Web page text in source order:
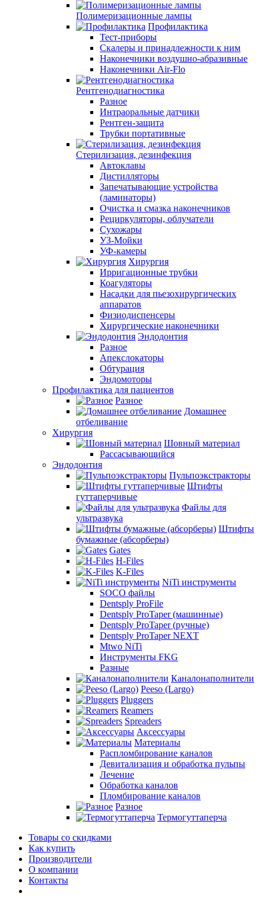
Полимеризационные лампы
Профилактика
Тест-приборы
Скалеры и принадлежности к ним
Наконечники воздушно-абразивные
Наконечники Air-Flo
Рентгенодиагностика
Разное
Интраоральные датчики
Рентген-защита
Трубки портативные
Стерилизация, дезинфекция
Автоклавы
Дистилляторы
Запечатывающие устройства
(ламинаторы)
Очистка и смазка наконечников
Рециркуляторы, облучатели
Сухожары
УЗ-Мойки
УФ-камеры
Хирургия
Ирригационные трубки
Коагуляторы
Насадки для пьезохирургических
аппаратов
Физиодиспенсеры
Хирургические наконечники
Эндодонтия
Разное
Апекслокаторы
Обтурация
Эндомоторы
Профилактика для пациентов
Разное
Домашнее
отбеливание
Хирургия
Шовный материал
Рассасывающийся
Эндодонтия
Пульпоэкстракторы
Штифты
гуттаперчивые
Файлы для
ультразвука
Штифты
бумажные (абсорберы)
Gates
H-Files
K-Files
NiTi инструменты
SOCO файлы
Dentsply ProFile
Dentsply ProTaper (машинные)
Dentsply ProTaper (ручные)
Dentsply ProTaper NEXT
Mtwo NiTi
Инструменты FKG
Разные
Каналонаполнители
Peeso (Largo)
Pluggers
Reamers
Spreaders
Аксессуары
Материалы
Распломбирование каналов
Девитализация и обработка пульпы
Лечение
Обработка каналов
Пломбирование каналов
Разное
Термогуттаперча
Товары со скидками
Как купить
Производители
О компании
Контакты